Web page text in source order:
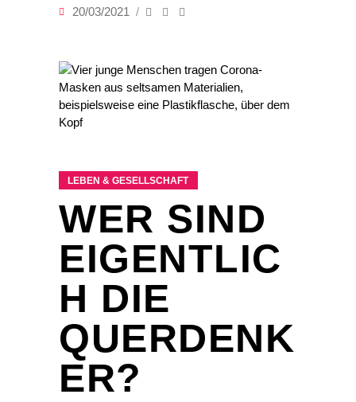
20/03/2021
LEBEN & GESELLSCHAFT
WER SIND
EIGENTLIC
H DIE
QUERDENK
ER?